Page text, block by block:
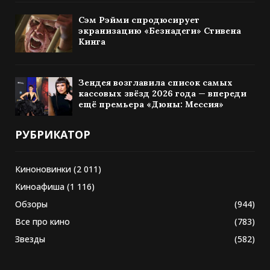
Сэм Рэйми спродюсирует
экранизацию «Безнадеги» Стивена
Кинга
Зендея возглавила список самых
кассовых звёзд 2026 года — впереди
ещё премьера «Дюны: Мессия»
РУБРИКАТОР
Киноновинки (2 011)
Киноафиша (1 116)
Обзоры
(944)
Все про кино
(783)
Звезды
(582)